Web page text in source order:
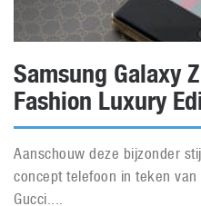
Samsung Galaxy
Fashion Luxury
Aanschouw deze bijzonder
concept telefoon in teken
Gucci....